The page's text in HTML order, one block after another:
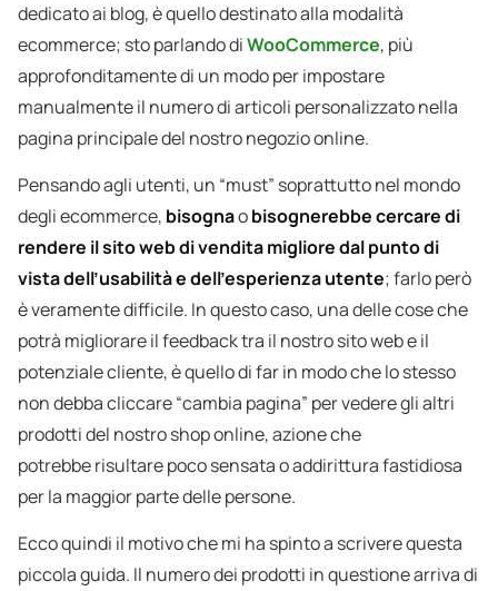
dedicato ai blog, è quello destinato alla modalità
ecommerce; sto parlando diWooCommerce, più
approfonditamente di un modo per impostare
manualmente il numero di articoli personalizzato nella
pagina principale del nostro negozio online.
Pensando agli utenti, un “must” soprattutto nel mondo
degli ecommerce, bisognaobisognerebbecercare di
rendere il sito web di vendita migliore dal punto di
vista dell’usabilità e dell’esperienza utente; farlo però
è veramente difficile. In questo caso, una delle cose che
potrà migliorare il feedback tra il nostro sito web e il
potenziale cliente, è quello di far in modo che lo stesso
non debba cliccare “cambia pagina” per vedere gli altri
prodotti del nostro shop online, azione che
potrebbe risultare poco sensata o addirittura fastidiosa
per la maggior parte delle persone.
Ecco quindi il motivo che mi ha spinto a scrivere questa
piccola guida. Il numero dei prodotti in questione arriva di